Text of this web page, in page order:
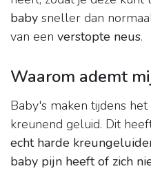
baby sneller dan
van een verstopte neus.
Waarom ademt
Baby's maken tijdens
kreunend geluid. Dit
echt harde
baby pijn heeft of zich